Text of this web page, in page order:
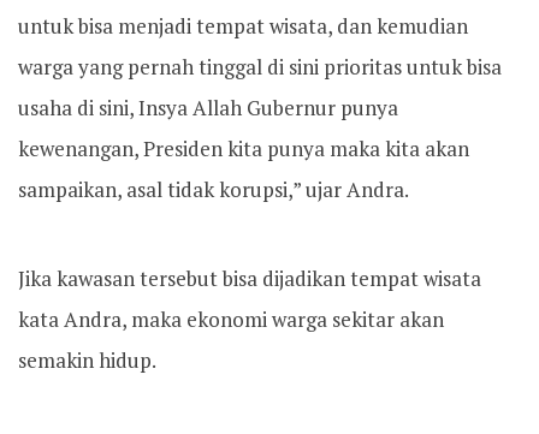
untuk bisa menjadi tempat wisata, dan kemudian
warga yang pernah tinggal di sini prioritas untuk bisa
usaha di sini, Insya Allah Gubernur punya
kewenangan, Presiden kita punya maka kita akan
sampaikan, asal tidak korupsi,” ujar Andra.
Jika kawasan tersebut bisa dijadikan tempat wisata
kata Andra, maka ekonomi warga sekitar akan
semakin hidup.